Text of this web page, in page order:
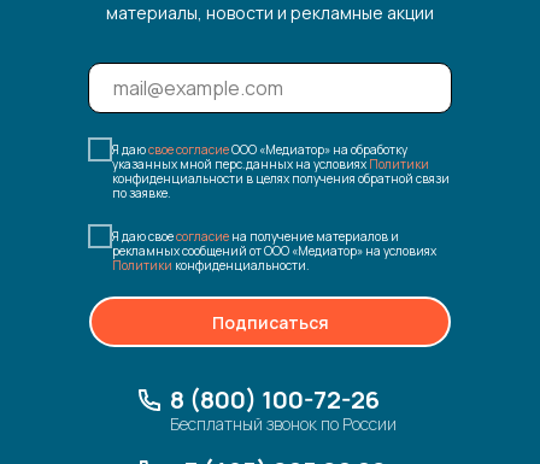
материалы, новости и рекламные акции
Я даюсвое согласиеООО «Медиатор» на обработку
указанных мной перс.данных на условиях Политики
конфиденциальности в целях получения обратной связи
по заявке.
Я даю своесогласие на получение материалов и
рекламных сообщений от ООО «Медиатор» на условиях
Политики конфиденциальности.
Подписаться
8 (800) 100-72-26
Бесплатный звонок по России